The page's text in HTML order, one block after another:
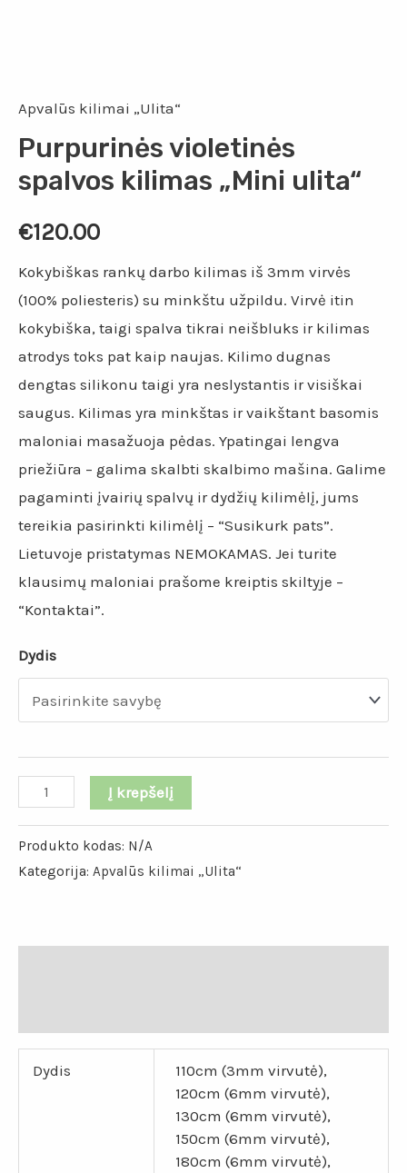
Apvalūs kilimai „Ulita“
Purpurinės violetinės
spalvos kilimas „Mini ulita“
€120.00
Kokybiškas rankų darbo kilimas iš 3mm virvės
(100% poliesteris) su minkštu užpildu. Virvė itin
kokybiška, taigi spalva tikrai neišbluks ir kilimas
atrodys toks pat kaip naujas. Kilimo dugnas
dengtas silikonu taigi yra neslystantis ir visiškai
saugus. Kilimas yra minkštas ir vaikštant basomis
maloniai masažuoja pėdas. Ypatingai lengva
priežiūra – galima skalbti skalbimo mašina. Galime
pagaminti įvairių spalvų ir dydžių kilimėlį, jums
tereikia pasirinkti kilimėlį – “Susikurk pats”.
Lietuvoje pristatymas NEMOKAMAS. Jei turite
klausimų maloniai prašome kreiptis skiltyje –
“Kontaktai”.
Dydis
Į krepšelį
Produkto kodas: N/A
Kategorija: Apvalūs kilimai „Ulita“
Dydis
110cm (3mm virvutė),
120cm (6mm virvutė),
130cm (6mm virvutė),
150cm (6mm virvutė),
180cm (6mm virvutė),